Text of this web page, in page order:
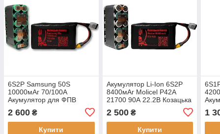
6S2P Samsung 50S
10000мАг 70/100A
Акумулятор для ФПВ
2 600 ₴
Купити
Акумулятор Li-Ion 6S2P
8400мАг Molicel P42A
21700 90А 22.2В Козацька
FPV-дрона
2 500₴
Купити
1